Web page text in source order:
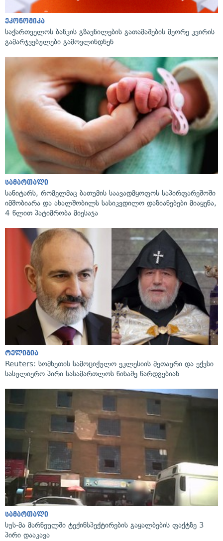
ეკონომიკა
საქართველოს ბანკის გზავნილების გათამაშების მეორე კვირის
გამარჯვებულები გამოვლინდნენ
სამართალი
სანიტარს, რომელმაც ბათუმის საავადმყოფოს საპირფარეშოში
იმშობიარა და ახალშობილს სასიკვდილო დაზიანებები მიაყენა,
4 წლით პატიმრობა მიესაჯა
რელიგია
Reuters: სომხეთის სამოციქულო ეკლესიის მეთაური და ექვსი
სასულიერო პირი სასამართლოს წინაშე წარდგებიან
სამართალი
სუს-მა მარნეულში ტექინსპექტირების გაყალბების ფაქტზე 3
პირი დააკავა